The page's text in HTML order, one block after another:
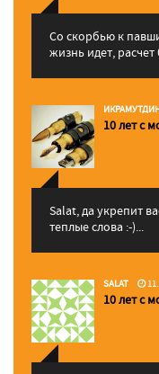
Со скорбью к
жизнь идет, расчет
10 лет с
Salat, да укрепит
теплые слова :-)...
SALAT
10 лет с